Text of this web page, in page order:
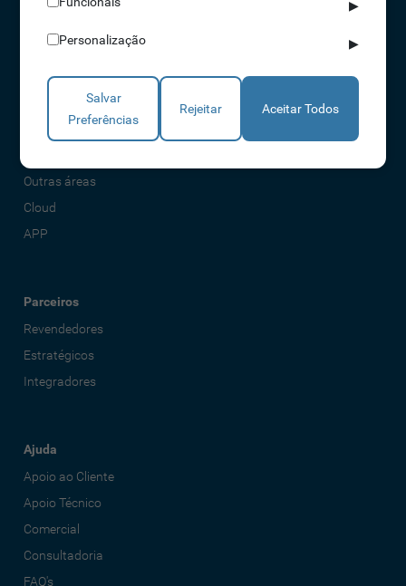
Acessos
Torniquetes
Parques Auto
Rondas e Serviços
Outras áreas
Cloud
APP
Parceiros
Revendedores
Estratégicos
Integradores
Ajuda
Apoio ao Cliente
Apoio Técnico
Comercial
Consultadoria
FAQ's
▶
Personalização ▶
Salvar
Preferências
Rejeitar Aceitar Todos